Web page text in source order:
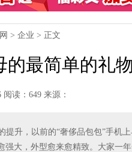
> 企业 > 正文
的最简单的礼
阅读：649 来源：
提升，以前的“奢侈品包包”手机
强大，外型愈来愈精致。大家一